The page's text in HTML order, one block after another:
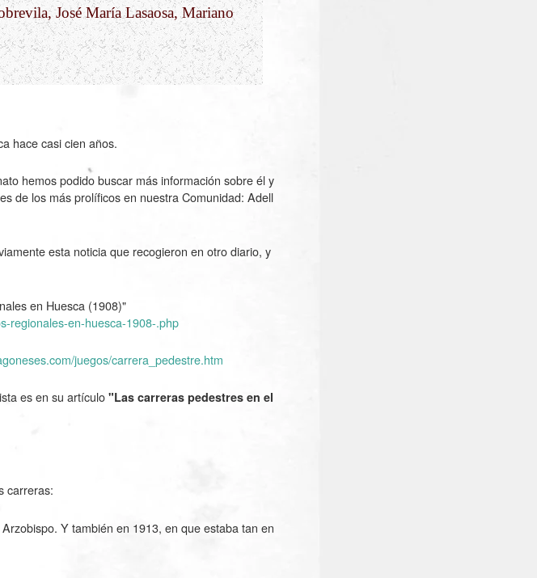
José María Lasaosa, Mariano
hace casi cien años.
hemos podido buscar más información sobre él y
de los más prolíficos en nuestra Comunidad: Adell
esta noticia que recogieron en otro diario, y
en Huesca (1908)"
regionales-en-huesca-1908-.php
juegos/carrera_pedestre.htm
es en su artículo "Las carreras pedestres en el
carreras:
Y también en 1913, en que estaba tan en